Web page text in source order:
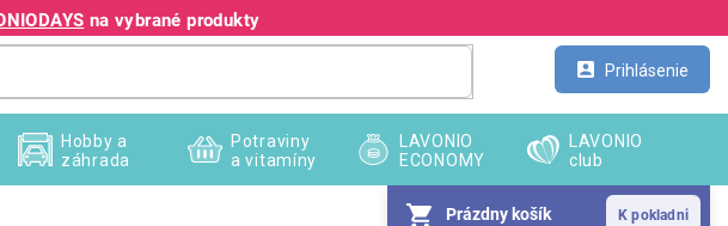
na vybrané produkty
995 209
Prihlásenie
Prázdny košík
Hobby a
záhrada
Potraviny
a vitamíny
LAVONIO
ECONOMY
LAVONIO
club